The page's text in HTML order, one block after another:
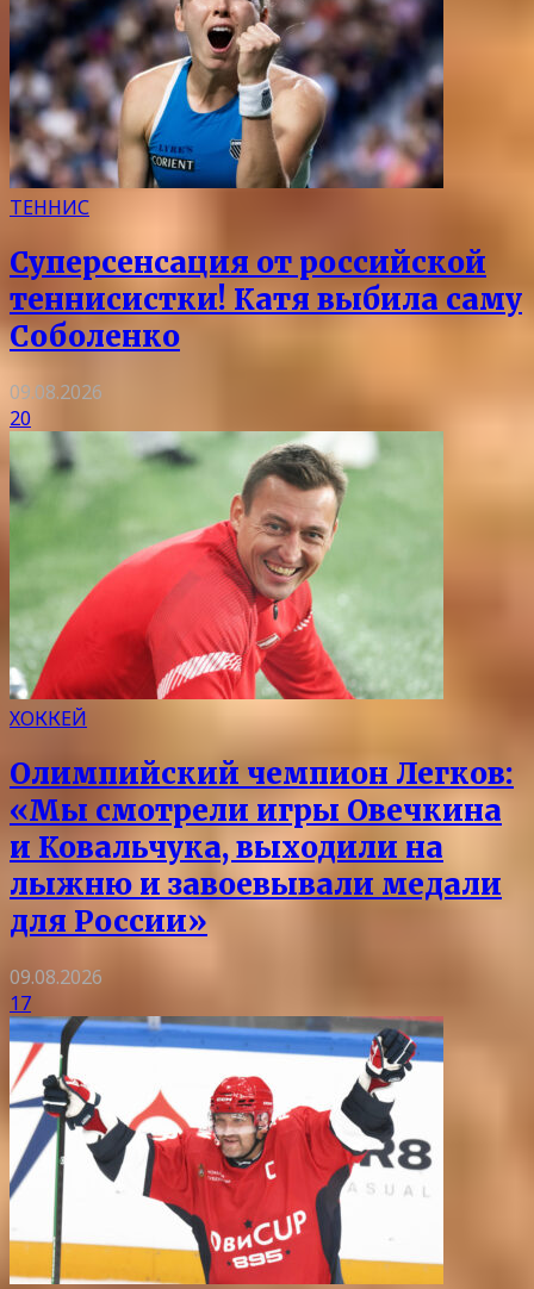
ТЕННИС
Суперсенсация от российской
теннисистки! Катя выбила саму
Соболенко
09.08.2026
20
ХОККЕЙ
Олимпийский чемпион Легков:
«Мы смотрели игры Овечкина
и Ковальчука, выходили на
лыжню и завоевывали медали
для России»
09.08.2026
17